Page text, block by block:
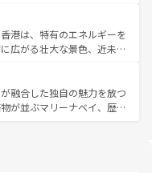
トナムコーヒーなどは、ぜ
を訪れてもあたたかい人々
きっと忘れられない旅にな
はチェンマイなどの山岳地
プーケットやクラビの美し
むことができる。タイ料理
どの季節にも異なる楽しみ
イの人々、仏教を中心とし
が、訪れる旅人を魅了し続
港は、特有のエネルギーを
広がる壮大な景色、近未来
ず。観光スポットが密集し
れるのも魅力。息をのむよ
、香港を存分に楽しみ尽く
融合した独自の魅力を放つ
が並ぶマリーナベイ、歴史